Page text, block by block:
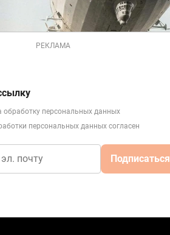
РЕКЛАМА
обработку персональных данных
персональных данных согласен
Подписаться